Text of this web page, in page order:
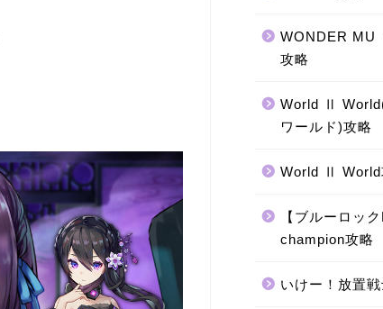
WONDER MU
攻略
World Ⅱ World(
ワールド)攻略
World Ⅱ World
【ブルーロッ
champion攻略
いけー！放置